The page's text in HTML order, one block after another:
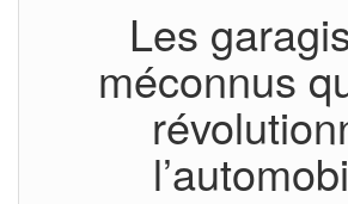
Les
méconnus